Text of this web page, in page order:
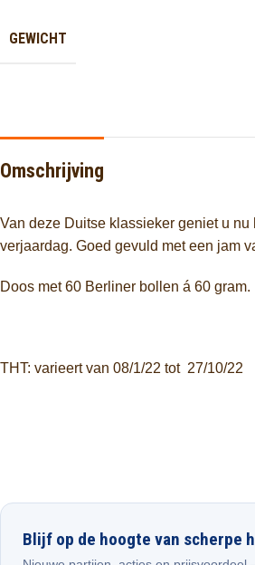
GEWICHT
Omschrijving
Van deze Duitse klassieker geniet u
verjaardag. Goed gevuld met een jam
Doos met 60 Berliner bollen á 60 gram.
THT: varieert van 08/1/22 tot 27/10/22
Blijf op de hoogte van scherpe